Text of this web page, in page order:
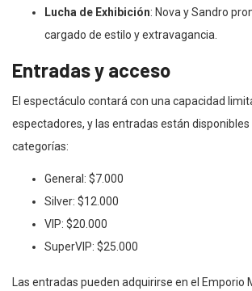
Lucha de Exhibición: Nova y Sandro
cargado de estilo y extravagancia.
Entradas y acceso
El espectáculo contará con una capacidad
espectadores, y las entradas están disponibles
categorías:
General: $7.000
Silver: $12.000
VIP: $20.000
SuperVIP: $25.000
Las entradas pueden adquirirse en el Emporio